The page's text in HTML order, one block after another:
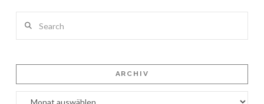
ARCHIV
Archiv